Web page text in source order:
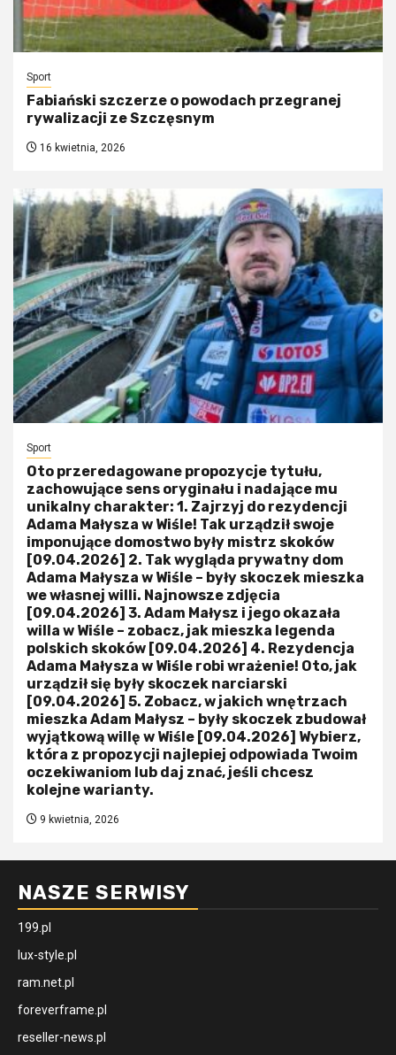
Sport
Fabiański szczerze o powodach przegranej
rywalizacji ze Szczęsnym
16 kwietnia, 2026
Sport
Oto przeredagowane propozycje tytułu,
zachowujące sens oryginału i nadające mu
unikalny charakter: 1. Zajrzyj do rezydencji
Adama Małysza w Wiśle! Tak urządził swoje
imponujące domostwo były mistrz skoków
[09.04.2026] 2. Tak wygląda prywatny dom
Adama Małysza w Wiśle – były skoczek mieszka
we własnej willi. Najnowsze zdjęcia
[09.04.2026] 3. Adam Małysz i jego okazała
willa w Wiśle – zobacz, jak mieszka legenda
polskich skoków [09.04.2026] 4. Rezydencja
Adama Małysza w Wiśle robi wrażenie! Oto, jak
urządził się były skoczek narciarski
[09.04.2026] 5. Zobacz, w jakich wnętrzach
mieszka Adam Małysz – były skoczek zbudował
wyjątkową willę w Wiśle [09.04.2026] Wybierz,
która z propozycji najlepiej odpowiada Twoim
oczekiwaniom lub daj znać, jeśli chcesz
kolejne warianty.
9 kwietnia, 2026
NASZE SERWISY
199.pl
lux-style.pl
ram.net.pl
foreverframe.pl
reseller-news.pl